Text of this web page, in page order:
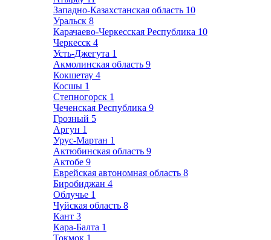
Западно-Казахстанская область 10
Уральск 8
Карачаево-Черкесская Республика 10
Черкесск 4
Усть-Джегута 1
Акмолинская область 9
Кокшетау 4
Косшы 1
Степногорск 1
Чеченская Республика 9
Грозный 5
Аргун 1
Урус-Мартан 1
Актюбинская область 9
Актобе 9
Еврейская автономная область 8
Биробиджан 4
Облучье 1
Чуйская область 8
Кант 3
Кара-Балта 1
Токмок 1